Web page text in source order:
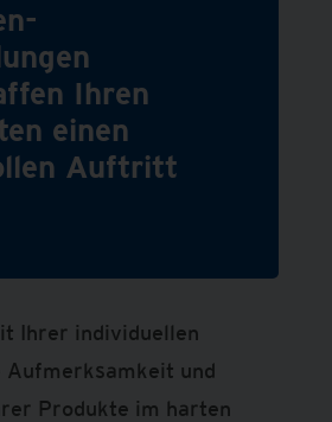
Ihren
einen
Auftritt
Ihrer individuellen
Aufmerksamkeit und
Produkte im harten